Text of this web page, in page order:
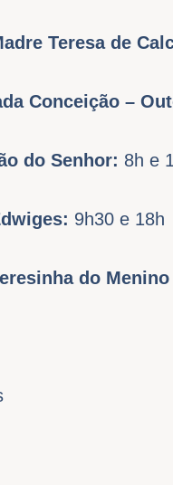
Teresa de
Conceição –
do Senhor: 8h e
9h30 e 18h
do